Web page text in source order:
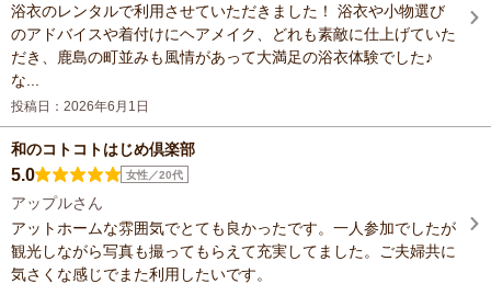
浴衣のレンタルで利用させていただきました！ 浴衣や小物選び
のアドバイスや着付けにヘアメイク、どれも素敵に仕上げていた
だき、鹿島の町並みも風情があって大満足の浴衣体験でした♪
な...
投稿日：2026年6月1日
和のコトコトはじめ倶楽部
5.0 女性／20代
アップルさん
アットホームな雰囲気でとても良かったです。一人参加でしたが
観光しながら写真も撮ってもらえて充実してました。ご夫婦共に
気さくな感じでまた利用したいです。